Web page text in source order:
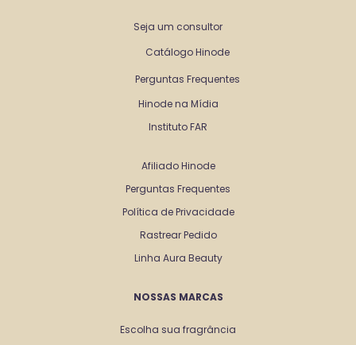
Seja um consultor
Catálogo Hinode
Perguntas Frequentes
Hinode na Mídia
Instituto FAR
Afiliado Hinode
Perguntas Frequentes
Política de Privacidade
Rastrear Pedido
Linha Aura Beauty
NOSSAS MARCAS
Escolha sua fragrância